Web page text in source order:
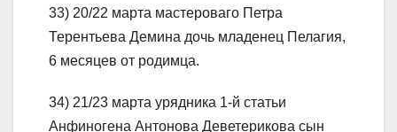
33) 20/22 марта мастероваго Петра
Терентьева Демина дочь младенец Пелагия,
6 месяцев от родимца.
34) 21/23 марта урядника 1-й статьи
Анфиногена Антонова Деветерикова сын